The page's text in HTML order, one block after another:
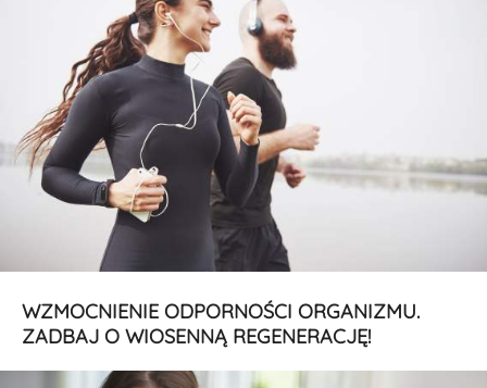
WZMOCNIENIE ODPORNOŚCI ORGANIZMU.
ZADBAJ O WIOSENNĄ REGENERACJĘ!